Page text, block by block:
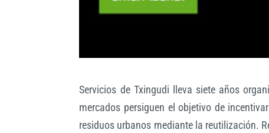
Servicios de Txingudi lleva siete años
mercados persiguen el objetivo de
residuos urbanos mediante la reutilización.